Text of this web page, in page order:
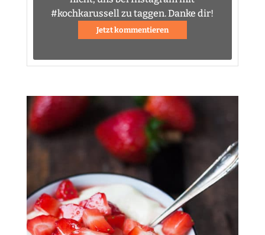
#kochkarussell zu taggen. Danke dir!
Jetzt kommentieren